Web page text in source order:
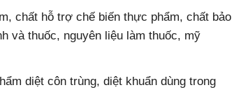
chất hỗ trợ chế biến thực phẩm, chất bảo
và thuốc, nguyên liệu làm thuốc, mỹ
diệt côn trùng, diệt khuẩn dùng trong